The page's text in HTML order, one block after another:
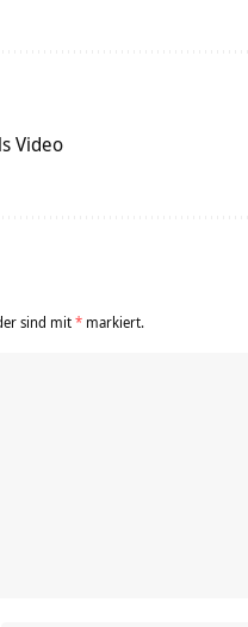
Video
sind mit* markiert.